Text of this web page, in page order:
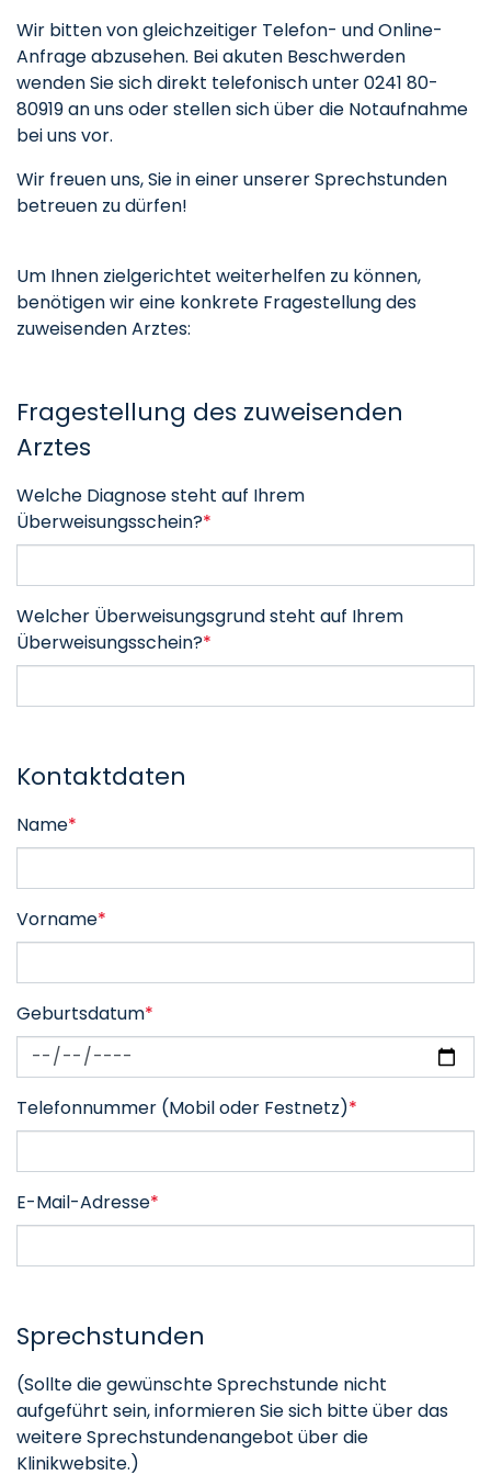
Wir bitten von gleichzeitiger Telefon- und Online-
Anfrage abzusehen. Bei akuten Beschwerden
wenden Sie sich direkt telefonisch unter 0241 80-
80919 an uns oder stellen sich über die Notaufnahme
bei uns vor.
Wir freuen uns, Sie in einer unserer Sprechstunden
betreuen zu dürfen!
Um Ihnen zielgerichtet weiterhelfen zu können,
benötigen wir eine konkrete Fragestellung des
zuweisenden Arztes:
Fragestellung des zuweisenden
Arztes
Welche Diagnose steht auf Ihrem
Überweisungsschein?*
Welcher Überweisungsgrund steht auf Ihrem
Überweisungsschein?*
Kontaktdaten
Name*
Vorname*
Geburtsdatum*
Telefonnummer (Mobil oder Festnetz)*
E-Mail-Adresse*
Sprechstunden
(Sollte die gewünschte Sprechstunde nicht
aufgeführt sein, informieren Sie sich bitte über das
weitere Sprechstundenangebot über die
Klinikwebsite.)